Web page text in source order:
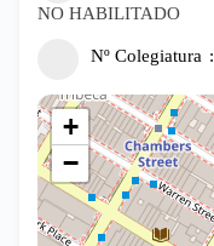
NO HABILITADO
Nº Colegiatura
+
−